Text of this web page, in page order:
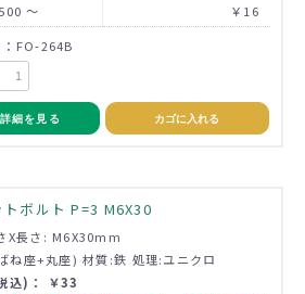
500 ～
￥16
FO-264B
細を見る カゴに入れる
ボルト P=3 M6X30
X長さ: M6X30mm
ね座+丸座) 材質:鉄 処理:ユニクロ
込)： ￥33